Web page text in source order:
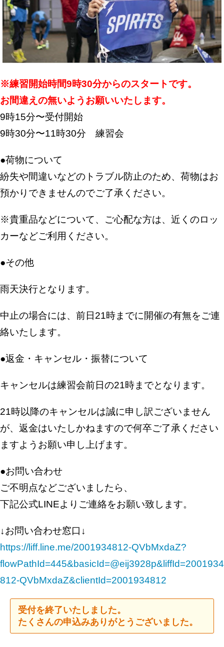
※練習開始時間9時30分からのスタートです。
お間違えの無いようお願いいたします。
9時15分〜受付開始
9時30分〜11時30分 練習会
●荷物について
紛失や間違いなどのトラブル防止のため、荷物はお
預かりできませんのでご了承ください。
※貴重品などについて、ご心配な方は、近くのロッ
カーなどご利用ください。
●その他
雨天決行となります。
中止の場合には、前日21時までに開催の有無をご連
絡いたします。
●返金・キャンセル・振替について
キャンセルは練習会前日の21時までとなります。
21時以降のキャンセルは誠に申し訳ございません
が、返金はいたしかねますので何卒ご了承ください
ますようお願い申し上げます。
●お問い合わせ
ご不明点などございましたら、
下記公式LINEよりご連絡をお願い致します。
↓お問い合わせ窓口↓
https://liff.line.me/2001934812-QVbMxdaZ?
flowPathId=445&basicId=@eij3928p&liffId=2001934
812-QVbMxdaZ&clientId=2001934812
受付を終了いたしました。
たくさんの申込みありがとうございました。